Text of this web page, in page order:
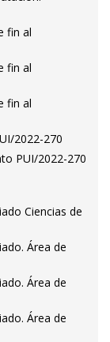
fin al
fin al
fin al
2022-270
PUI/2022-270
Ciencias de
Área de
Área de
Área de